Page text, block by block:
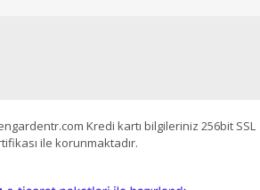
Kredi kartı bilgileriniz 256bit SSL
ile korunmaktadır.